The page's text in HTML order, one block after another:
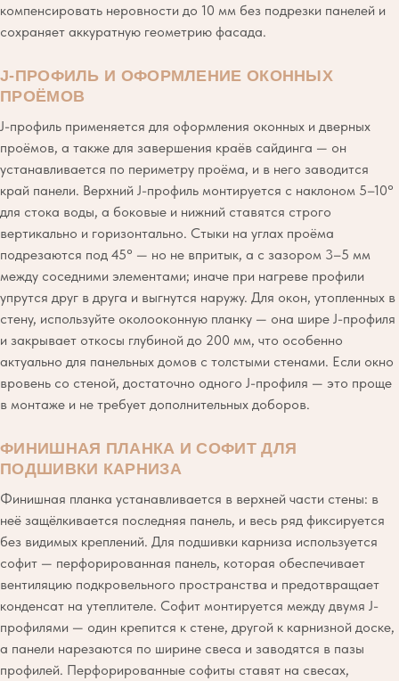
компенсировать неровности до 10 мм без подрезки панелей и
сохраняет аккуратную геометрию фасада.
J-ПРОФИЛЬ И ОФОРМЛЕНИЕ ОКОННЫХ
ПРОЁМОВ
J-профиль применяется для оформления оконных и дверных
проёмов, а также для завершения краёв сайдинга — он
устанавливается по периметру проёма, и в него заводится
край панели. Верхний J-профиль монтируется с наклоном 5–10°
для стока воды, а боковые и нижний ставятся строго
вертикально и горизонтально. Стыки на углах проёма
подрезаются под 45° — но не впритык, а с зазором 3–5 мм
между соседними элементами; иначе при нагреве профили
упрутся друг в друга и выгнутся наружу. Для окон, утопленных в
стену, используйте околооконную планку — она шире J-профиля
и закрывает откосы глубиной до 200 мм, что особенно
актуально для панельных домов с толстыми стенами. Если окно
вровень со стеной, достаточно одного J-профиля — это проще
в монтаже и не требует дополнительных доборов.
ФИНИШНАЯ ПЛАНКА И СОФИТ ДЛЯ
ПОДШИВКИ КАРНИЗА
Финишная планка устанавливается в верхней части стены: в
неё защёлкивается последняя панель, и весь ряд фиксируется
без видимых креплений. Для подшивки карниза используется
софит — перфорированная панель, которая обеспечивает
вентиляцию подкровельного пространства и предотвращает
конденсат на утеплителе. Софит монтируется между двумя J-
профилями — один крепится к стене, другой к карнизной доске,
а панели нарезаются по ширине свеса и заводятся в пазы
профилей. Перфорированные софиты ставят на свесах,